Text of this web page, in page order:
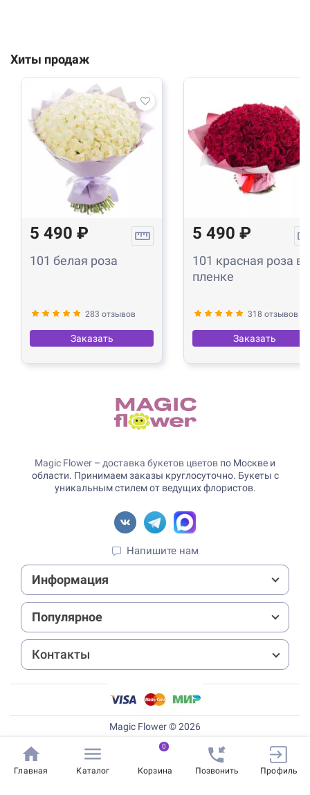
Главная Каталог
0
Корзина Позвонить Профиль
Хиты продаж
5 490 ₽
101 белая роза
283 отзывов
Заказать
5 490 ₽
101 красная роза в
пленке
318 отзывов
Заказать
Magic Flower – доставка букетов цветов по Москве и
области. Принимаем заказы круглосуточно. Букеты с
уникальным стилем от ведущих флористов.
Напишите нам
Информация
Популярное
Контакты
Magic Flower © 2026